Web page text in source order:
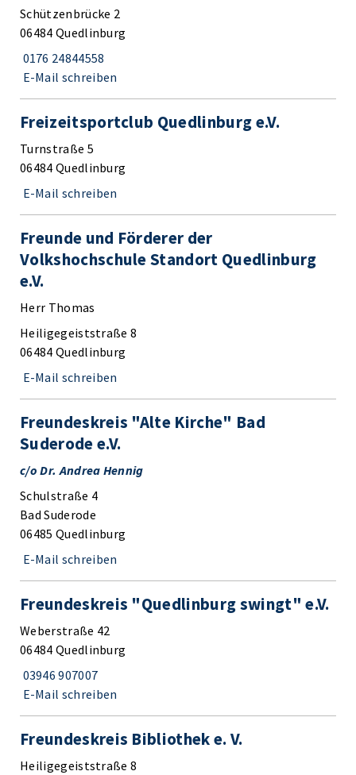
Schützenbrücke 2
06484 Quedlinburg
0176 24844558
E-Mail schreiben
Freizeitsportclub Quedlinburg e.V.
Turnstraße 5
06484 Quedlinburg
E-Mail schreiben
Freunde und Förderer der
Volkshochschule Standort Quedlinburg
e.V.
Herr Thomas
Heiligegeiststraße 8
06484 Quedlinburg
E-Mail schreiben
Freundeskreis "Alte Kirche" Bad
Suderode e.V.
c/o Dr. Andrea Hennig
Schulstraße 4
Bad Suderode
06485 Quedlinburg
E-Mail schreiben
Freundeskreis "Quedlinburg swingt" e.V.
Weberstraße 42
06484 Quedlinburg
03946 907007
E-Mail schreiben
Freundeskreis Bibliothek e. V.
Heiligegeiststraße 8